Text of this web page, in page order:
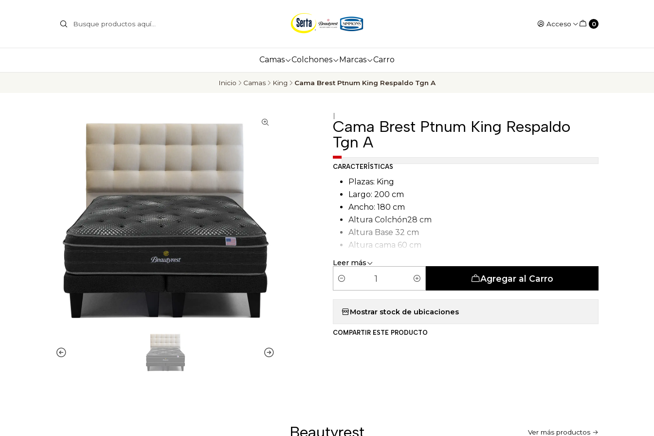
Acceso 0
Camas Colchones Marcas Carro
Inicio Camas King Cama Brest Ptnum King Respaldo Tgn A
|
Cama Brest Ptnum King Respaldo
Tgn A
CARACTERÍSTICAS
Plazas: King
Largo: 200 cm
Ancho: 180 cm
Altura Colchón28 cm
Altura Base 32 cm
Altura cama 60 cm
Tipo de Carcasa: Pocket 5 Zonas
Leer más
t
i
Agregar al Carro
Mostrar stock de ubicaciones
COMPARTIR ESTE PRODUCTO
Beautyrest Ver más productos